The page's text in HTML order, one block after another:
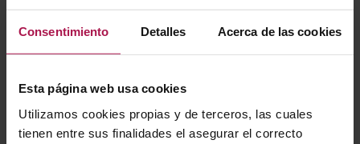
Consentimiento Detalles Acerca de las cookies
Esta página web usa cookies
Utilizamos cookies propias y de terceros, las cuales
tienen entre sus finalidades el asegurar el correcto
Precio especial
45,05 €
Precio normal
64,35 €
AÑADIR